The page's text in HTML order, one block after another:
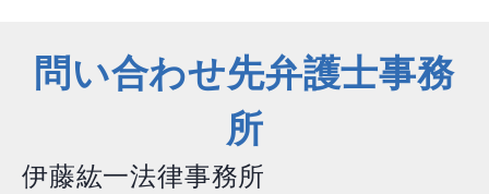
問い合わせ先弁護士事務
所
伊藤紘一法律事務所